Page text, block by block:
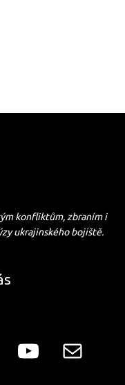
konfliktům, zbraním i
ukrajinského bojiště.